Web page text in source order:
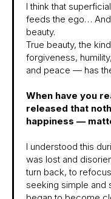
I think that
feeds the ego…
beauty.
True beauty, the
forgiveness,
and peace — has
When have you
released that
happiness —
I understood this
was lost and
turn back, to
seeking simple and